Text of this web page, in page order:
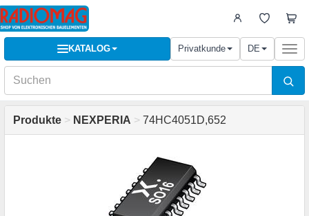
KATALOG Privatkunde DE
Produkte > NEXPERIA > 74HC4051D,652